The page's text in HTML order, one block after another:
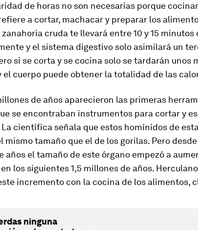
de horas no son necesarias porque
a cortar, machacar y preparar los
cruda te llevará entre 10 y 15
y el sistema digestivo solo asimilará un
si se corta y se cocina solo se tardarán unos
el cuerpo puede obtener la totalidad de las
de años aparecieron las primeras
se encontraban instrumentos para cortar y
científica señala que estos homínidos de
mismo tamaño que el de los gorilas. Pero desde
años el tamaño de este órgano empezó a
los siguientes 1,5 millones de años.
incremento con la cocina de los alimentos,
ninguna